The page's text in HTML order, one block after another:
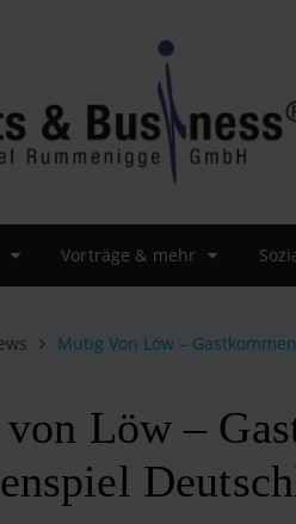
Vorträge & mehr
Mutig Von Löw –
Löw –